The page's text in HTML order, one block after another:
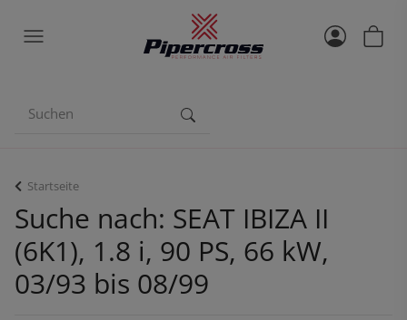
Startseite
Suche nach: SEAT IBIZA II
(6K1), 1.8 i, 90 PS, 66 kW,
03/93 bis 08/99